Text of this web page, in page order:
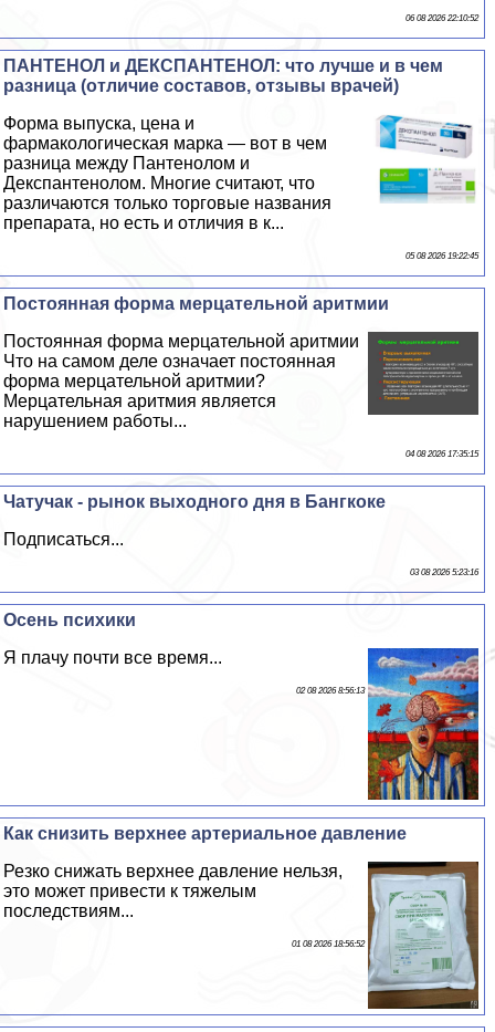
06 08 2026 22:10:52
ПАНТЕНОЛ и ДЕКСПАНТЕНОЛ: что лучше и в чем
разница (отличие составов, отзывы врачей)
Форма выпуска, цена и
фармакологическая марка — вот в чем
разница между Пантенолом и
Декспантенолом. Многие считают, что
различаются только торговые названия
препарата, но есть и отличия в к...
05 08 2026 19:22:45
Постоянная форма мерцательной аритмии
Постоянная форма мерцательной аритмии
Что на самом деле означает постоянная
форма мерцательной аритмии?
Мерцательная аритмия является
нарушением работы...
04 08 2026 17:35:15
Чатучак - рынок выходного дня в Бангкоке
Подписаться...
03 08 2026 5:23:16
Осень психики
Я плачу почти все время...
02 08 2026 8:56:13
Как снизить верхнее артериальное давление
Резко снижать верхнее давление нельзя,
это может привести к тяжелым
последствиям...
01 08 2026 18:56:52